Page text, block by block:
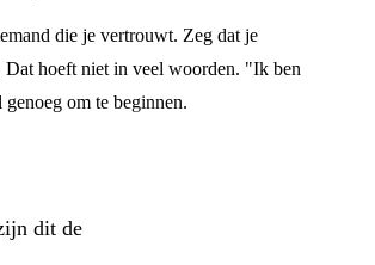
die je vertrouwt. Zeg dat je
Dat hoeft niet in veel woorden. "Ik ben
om te beginnen.
dit de